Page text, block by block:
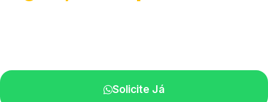
Solicite Já